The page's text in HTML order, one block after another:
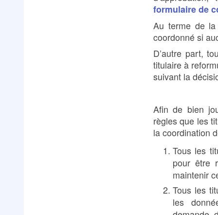
formulaire de
Au terme de
coordonné si
D’autre part,
titulaire à
suivant la
Afin de bien
règles que les
la coordination
Tous les
pour être
maintenir
Tous les
les